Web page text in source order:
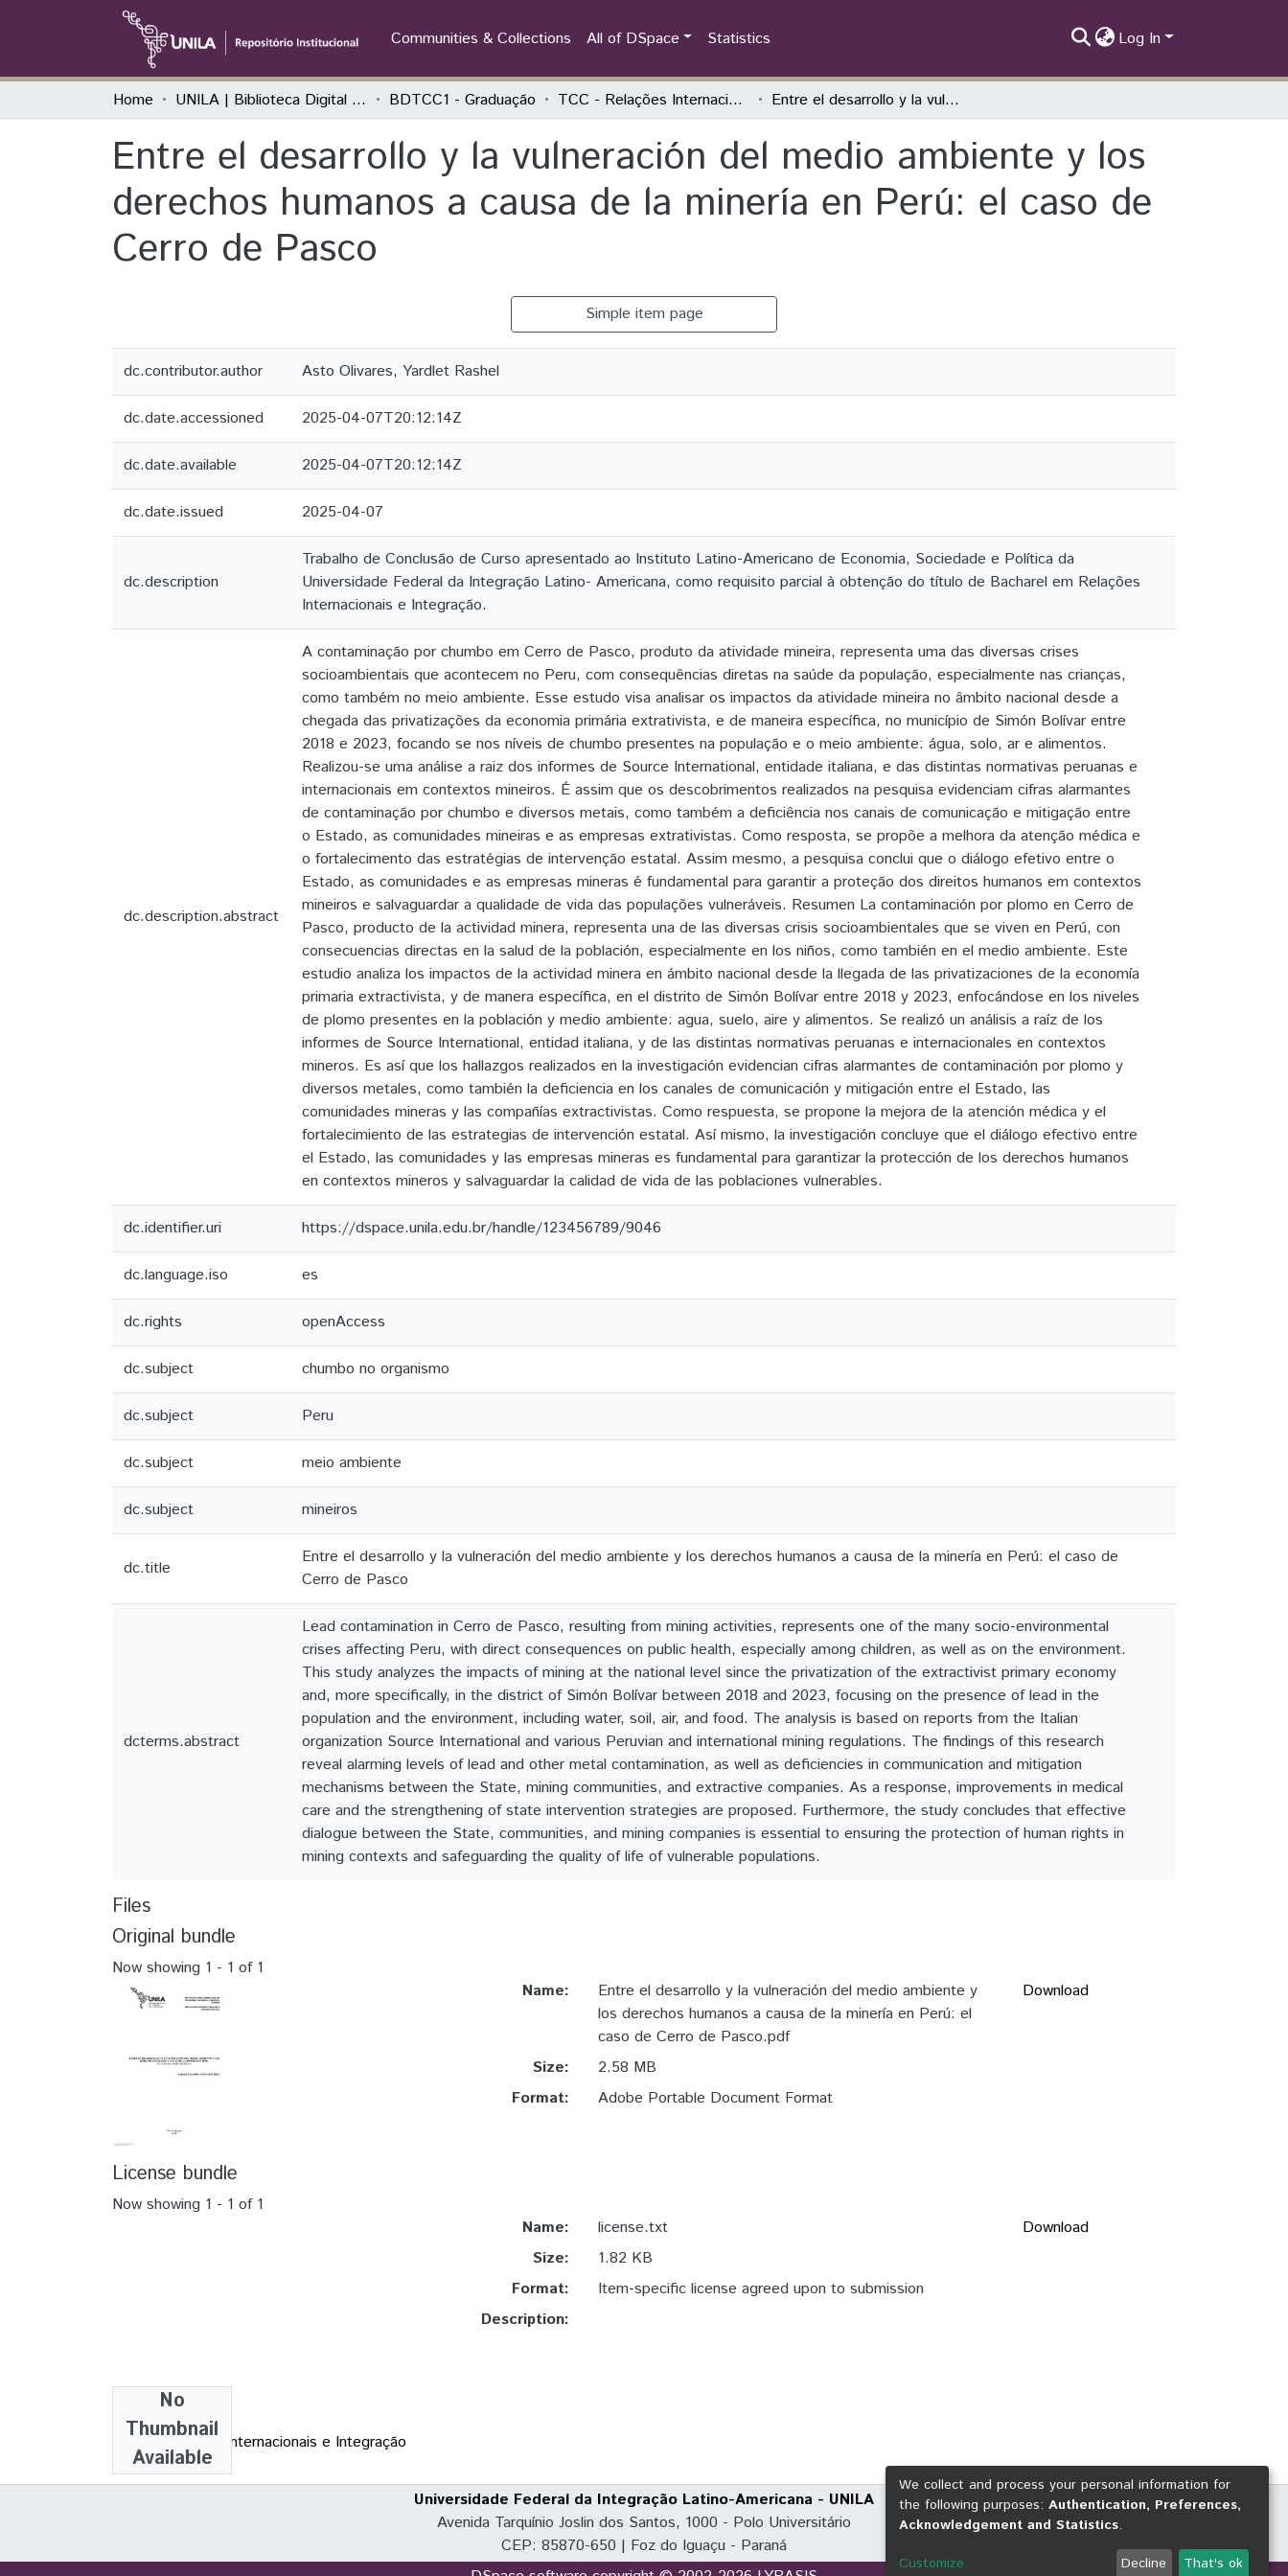
Communities & Collections All of DSpace Statistics Log In
Home UNILA | Biblioteca Digital de Trabalhos de Conclusão de Curso BDTCC1 - Graduação TCC - Relações Internacionais e Integração Entre el desarrollo y la vulneración del medio ambiente y los derechos humanos a causa de la minería en Perú: el caso de Cerro de Pasco
Entre el desarrollo y la vulneración del medio ambiente y los
derechos humanos a causa de la minería en Perú: el caso de
Cerro de Pasco
Simple item page
dc.contributor.author Asto Olivares, Yardlet Rashel
dc.date.accessioned 2025-04-07T20:12:14Z
dc.date.available 2025-04-07T20:12:14Z
dc.date.issued 2025-04-07
dc.description
Trabalho de Conclusão de Curso apresentado ao Instituto Latino-Americano de Economia, Sociedade e Política da
Universidade Federal da Integração Latino- Americana, como requisito parcial à obtenção do título de Bacharel em Relações
Internacionais e Integração.
dc.description.abstract
A contaminação por chumbo em Cerro de Pasco, produto da atividade mineira, representa uma das diversas crises
socioambientais que acontecem no Peru, com consequências diretas na saúde da população, especialmente nas crianças,
como também no meio ambiente. Esse estudo visa analisar os impactos da atividade mineira no âmbito nacional desde a
chegada das privatizações da economia primária extrativista, e de maneira específica, no município de Simón Bolívar entre
2018 e 2023, focando se nos níveis de chumbo presentes na população e o meio ambiente: água, solo, ar e alimentos.
Realizou-se uma análise a raiz dos informes de Source International, entidade italiana, e das distintas normativas peruanas e
internacionais em contextos mineiros. É assim que os descobrimentos realizados na pesquisa evidenciam cifras alarmantes
de contaminação por chumbo e diversos metais, como também a deficiência nos canais de comunicação e mitigação entre
o Estado, as comunidades mineiras e as empresas extrativistas. Como resposta, se propõe a melhora da atenção médica e
o fortalecimento das estratégias de intervenção estatal. Assim mesmo, a pesquisa conclui que o diálogo efetivo entre o
Estado, as comunidades e as empresas mineras é fundamental para garantir a proteção dos direitos humanos em contextos
mineiros e salvaguardar a qualidade de vida das populações vulneráveis. Resumen La contaminación por plomo en Cerro de
Pasco, producto de la actividad minera, representa una de las diversas crisis socioambientales que se viven en Perú, con
consecuencias directas en la salud de la población, especialmente en los niños, como también en el medio ambiente. Este
estudio analiza los impactos de la actividad minera en ámbito nacional desde la llegada de las privatizaciones de la economía
primaria extractivista, y de manera específica, en el distrito de Simón Bolívar entre 2018 y 2023, enfocándose en los niveles
de plomo presentes en la población y medio ambiente: agua, suelo, aire y alimentos. Se realizó un análisis a raíz de los
informes de Source International, entidad italiana, y de las distintas normativas peruanas e internacionales en contextos
mineros. Es así que los hallazgos realizados en la investigación evidencian cifras alarmantes de contaminación por plomo y
diversos metales, como también la deficiencia en los canales de comunicación y mitigación entre el Estado, las
comunidades mineras y las compañías extractivistas. Como respuesta, se propone la mejora de la atención médica y el
fortalecimiento de las estrategias de intervención estatal. Así mismo, la investigación concluye que el diálogo efectivo entre
el Estado, las comunidades y las empresas mineras es fundamental para garantizar la protección de los derechos humanos
en contextos mineros y salvaguardar la calidad de vida de las poblaciones vulnerables.
dc.identifier.uri https://dspace.unila.edu.br/handle/123456789/9046
dc.language.iso es
dc.rights openAccess
dc.subject chumbo no organismo
dc.subject Peru
dc.subject meio ambiente
dc.subject mineiros
dc.title
Entre el desarrollo y la vulneración del medio ambiente y los derechos humanos a causa de la minería en Perú: el caso de
Cerro de Pasco
dcterms.abstract
Lead contamination in Cerro de Pasco, resulting from mining activities, represents one of the many socio-environmental
crises affecting Peru, with direct consequences on public health, especially among children, as well as on the environment.
This study analyzes the impacts of mining at the national level since the privatization of the extractivist primary economy
and, more specifically, in the district of Simón Bolívar between 2018 and 2023, focusing on the presence of lead in the
population and the environment, including water, soil, air, and food. The analysis is based on reports from the Italian
organization Source International and various Peruvian and international mining regulations. The findings of this research
reveal alarming levels of lead and other metal contamination, as well as deficiencies in communication and mitigation
mechanisms between the State, mining communities, and extractive companies. As a response, improvements in medical
care and the strengthening of state intervention strategies are proposed. Furthermore, the study concludes that effective
dialogue between the State, communities, and mining companies is essential to ensuring the protection of human rights in
mining contexts and safeguarding the quality of life of vulnerable populations.
Files
Original bundle
Now showing 1 - 1 of 1
Name:
Entre el desarrollo y la vulneración del medio ambiente y
los derechos humanos a causa de la minería en Perú: el
caso de Cerro de Pasco.pdf
Size:
2.58 MB
Format:
Adobe Portable Document Format
Download
License bundle
Now showing 1 - 1 of 1
No
Thumbnail
Available
Name:
license.txt
Size:
1.82 KB
Format:
Item-specific license agreed upon to submission
Description:
Download
Collections
TCC - Relações Internacionais e Integração
Universidade Federal da Integração Latino-Americana - UNILA
Avenida Tarquínio Joslin dos Santos, 1000 - Polo Universitário
CEP: 85870-650 | Foz do Iguaçu - Paraná
We collect and process your personal information for
the following purposes: Authentication, Preferences,
Acknowledgement and Statistics.
Customize Decline That's ok